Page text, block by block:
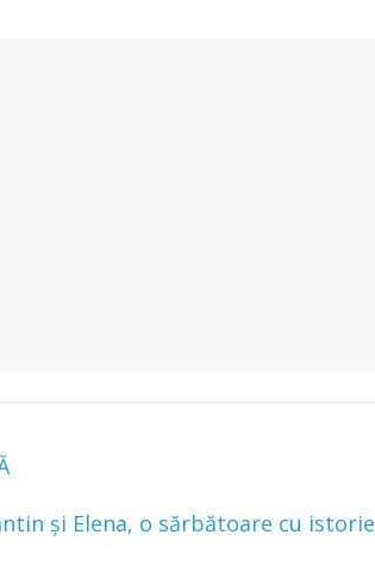
și Elena, o sărbătoare cu istorie